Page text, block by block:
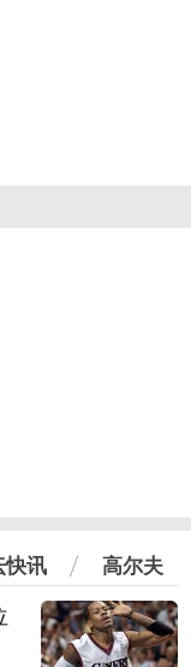
快讯 高尔夫